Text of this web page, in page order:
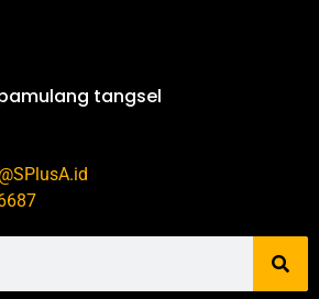
tangsel